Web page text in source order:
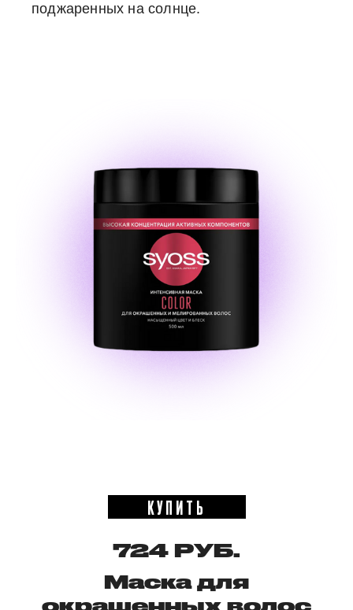
поджаренных на солнце.
КУПИТЬ
724 РУБ.
Маска для
окрашенных волос